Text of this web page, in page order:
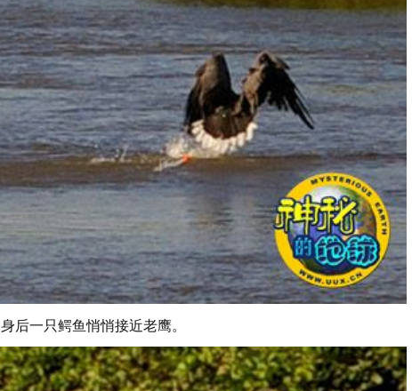
后一只鳄鱼悄悄接近老鹰。